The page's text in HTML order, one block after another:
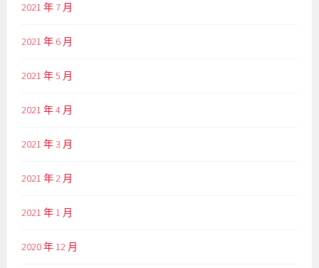
2021 年 7 月
2021 年 6 月
2021 年 5 月
2021 年 4 月
2021 年 3 月
2021 年 2 月
2021 年 1 月
2020 年 12 月